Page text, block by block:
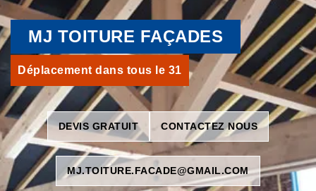
MJ TOITURE FAÇADES
Déplacement dans tous le 31
DEVIS GRATUIT CONTACTEZ NOUS
MJ.TOITURE.FACADE@GMAIL.COM